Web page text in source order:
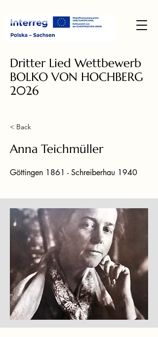
Dritter Lied Wettbewerb
BOLKO VON HOCHBERG
2026
< Back
Anna Teichmüller
Göttingen 1861 - Schreiberhau 1940